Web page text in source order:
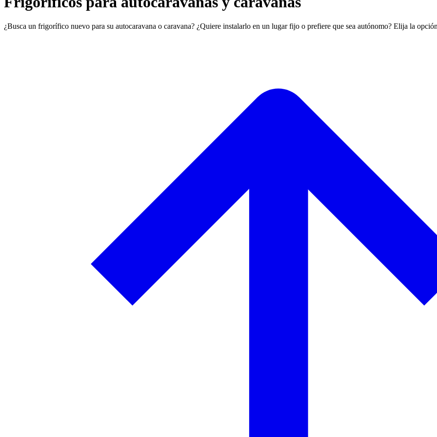
¿Busca un frigorífico nuevo para su autocaravana o caravana? ¿Quiere instalarlo en un lugar fijo o prefiere que sea autónomo? Elija la